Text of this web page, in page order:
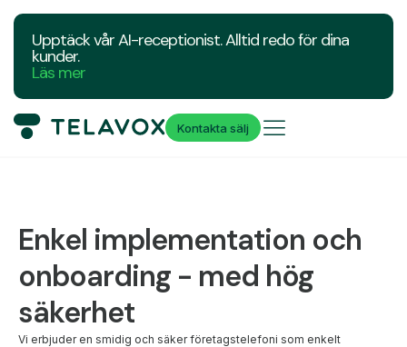
Upptäck vår AI-receptionist. Alltid redo för dina
kunder.
Läs mer
Kontakta sälj
Enkel implementation och
onboarding - med hög
säkerhet
Vi erbjuder en smidig och säker företagstelefoni som enkelt